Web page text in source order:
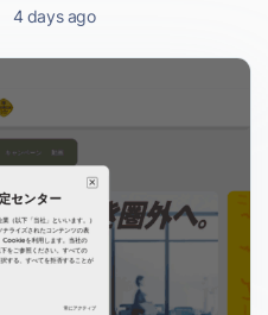
4 days ago